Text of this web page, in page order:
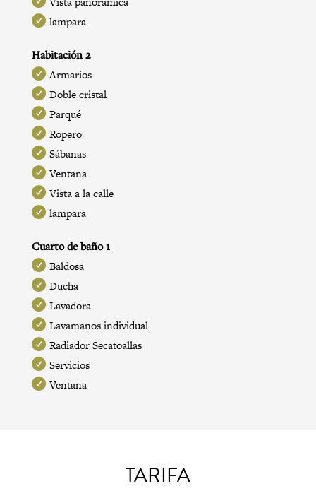
lampara
Habitación 2
Armarios
Doble cristal
Parqué
Ropero
Sábanas
Ventana
Vista a la calle
lampara
Cuarto de baño 1
Baldosa
Ducha
Lavadora
Lavamanos individual
Radiador Secatoallas
Servicios
Ventana
TARIFA